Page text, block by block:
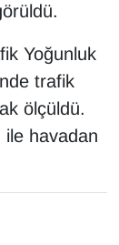
Yoğunluk
trafik
ölçüldü.
havadan